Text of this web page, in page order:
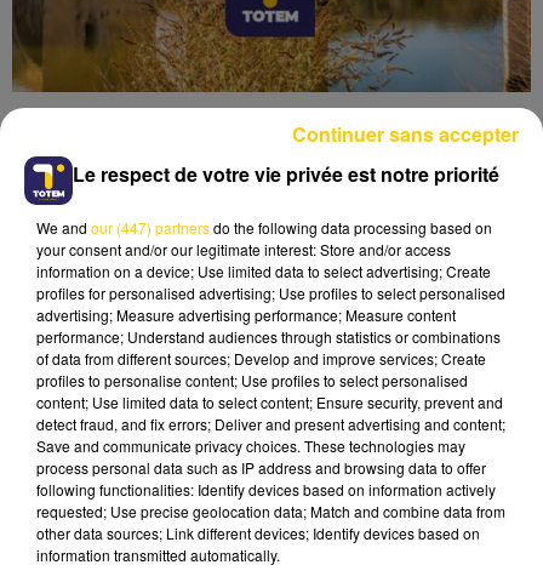
Lecture (4 min 6 sec)
14 mai 2025 - 4 min 6 sec
L'INFO DU LOT À CAHORS DU 14/05/25
À 06H00
L'info du Lot à Cahors
Le respect de votre vie privée est notre priorité
We and our (447) partnersdo the following data processing based on
your consent and/or our legitimate interest: Store and/or access
information on a device; Use limited data to select advertising; Create
profiles for personalised advertising; Use profiles to select personalised
advertising; Measure advertising performance; Measure content
performance; Understand audiences through statistics or combinations
of data from different sources; Develop and improve services; Create
profiles to personalise content; Use profiles to select personalised
content; Use limited data to select content; Ensure security, prevent and
detect fraud, and fix errors; Deliver and present advertising and content;
Save and communicate privacy choices. These technologies may
process personal data such as IP address and browsing data to offer
following functionalities: Identify devices based on information actively
requested; Use precise geolocation data; Match and combine data from
other data sources; Link different devices; Identify devices based on
information transmitted automatically.
Continuer sans accepter